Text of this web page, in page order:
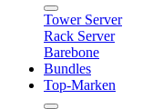
Tower Server
Rack Server
Barebone
Bundles
Top-Marken